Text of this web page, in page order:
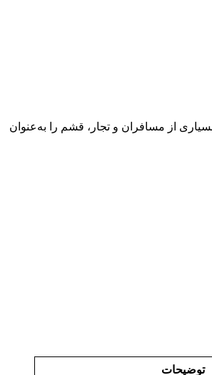
از مسافران و تجار، قشم را به‌عنوان
توضیحات